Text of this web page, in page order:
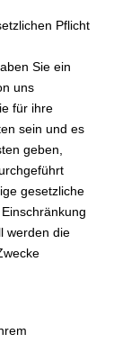
Pflicht
Sie ein
uns
für ihre
sein und es
geben,
gesetzliche
werden die